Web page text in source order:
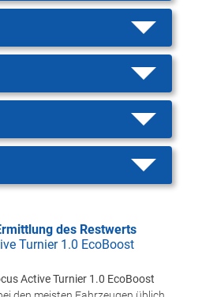
des Restwerts
Turnier 1.0 EcoBoost
Active Turnier 1.0 EcoBoost